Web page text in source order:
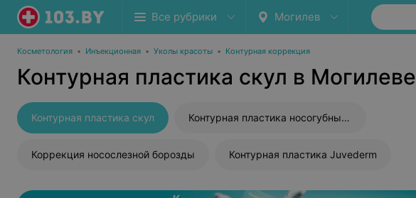
Все рубрики Могилев
Косметология • Инъекционная • Уколы красоты • Контурная коррекция
Контурная пластика скул в Могилеве
Контурная пластика скул Контурная пластика носогубных складок
Коррекция носослезной борозды Контурная пластика Juvederm